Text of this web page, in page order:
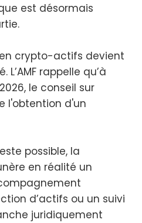
est désormais
en crypto-actifs devient
rappelle qu’à
le conseil sur
l'obtention d'un
possible, la
en réalité un
d’actifs ou un suivi
juridiquement